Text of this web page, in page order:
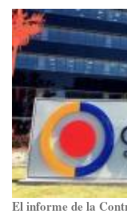
El informe de la